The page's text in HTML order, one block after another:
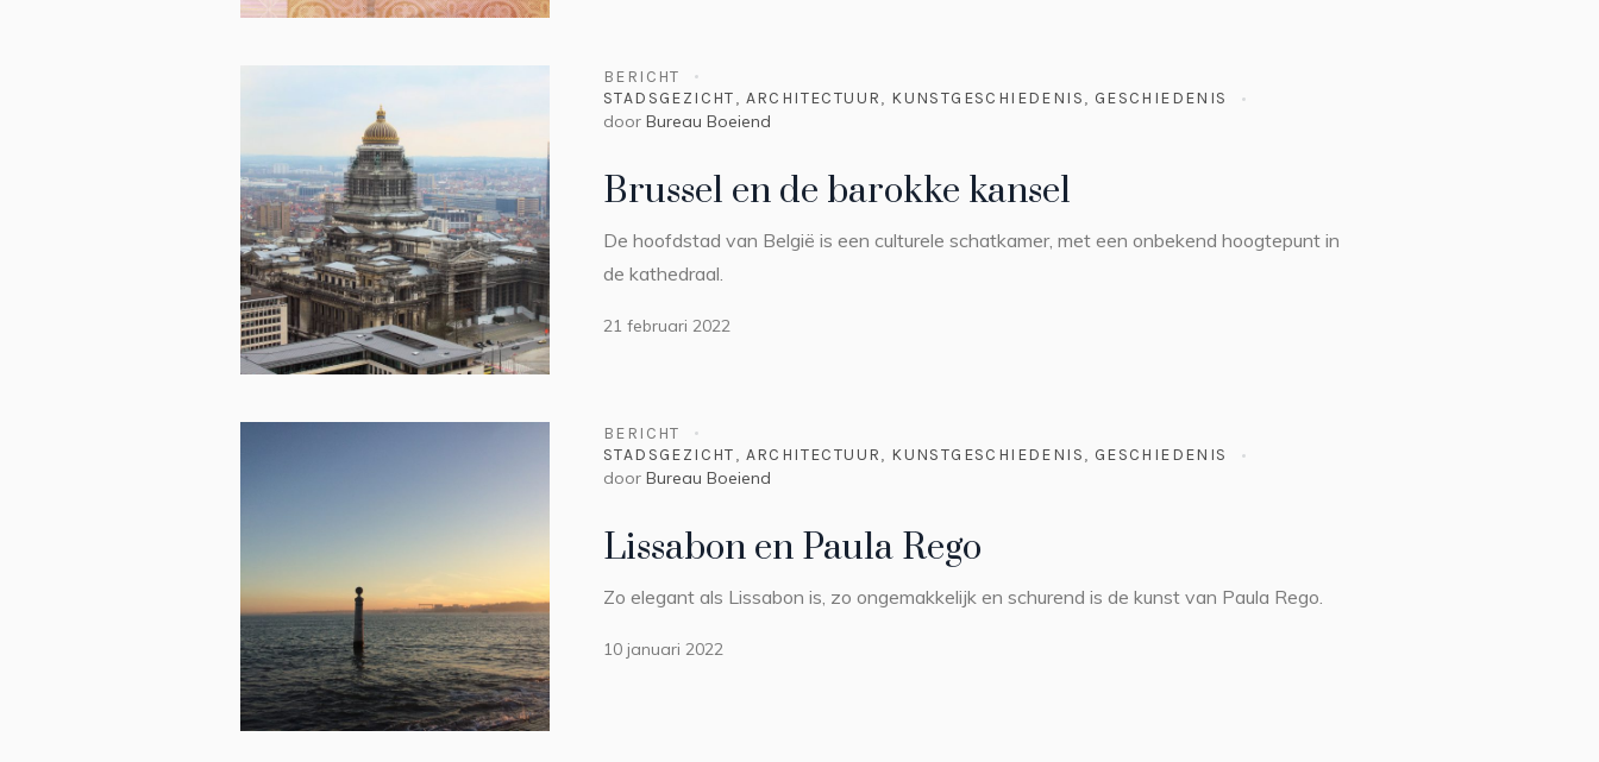
BERICHT
STADSGEZICHT, ARCHITECTUUR, KUNSTGESCHIEDENIS, GESCHIEDENIS
door Bureau Boeiend
Brussel en de barokke kansel
De hoofdstad van België is een culturele schatkamer, met een onbekend hoogtepunt in
de kathedraal.
21 februari 2022
BERICHT
STADSGEZICHT, ARCHITECTUUR, KUNSTGESCHIEDENIS, GESCHIEDENIS
door Bureau Boeiend
Lissabon en Paula Rego
Zo elegant als Lissabon is, zo ongemakkelijk en schurend is de kunst van Paula Rego.
10 januari 2022